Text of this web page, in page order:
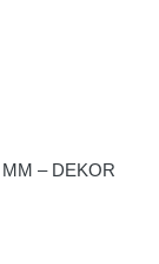
– DEKOR